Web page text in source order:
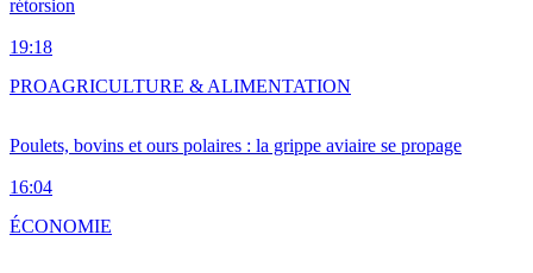
rétorsion
19:18
Poulets, bovins et ours polaires : la grippe aviaire se propage
16:04
PROAGRICULTURE & ALIMENTATION
ÉCONOMIE